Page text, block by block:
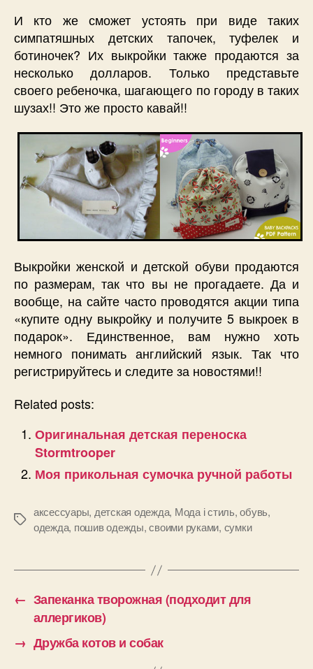
И кто же сможет устоять при виде таких
симпатяшных детских тапочек, туфелек и
ботиночек? Их выкройки также продаются за
несколько долларов. Только представьте
своего ребеночка, шагающего по городу в таких
шузах!! Это же просто кавай!!
Выкройки женской и детской обуви продаются
по размерам, так что вы не прогадаете. Да и
вообще, на сайте часто проводятся акции типа
«купите одну выкройку и получите 5 выкроек в
подарок». Единственное, вам нужно хоть
немного понимать английский язык. Так что
регистрируйтесь и следите за новостями!!
Related posts:
Оригинальная детская переноска
Stormtrooper
Моя прикольная сумочка ручной работы
Позначки
аксессуары, детская одежда, Мода і стиль,обувь,
одежда, пошив одежды,своими руками, сумки
← Запеканка творожная (подходит для
аллергиков)
→ Дружба котов и собак